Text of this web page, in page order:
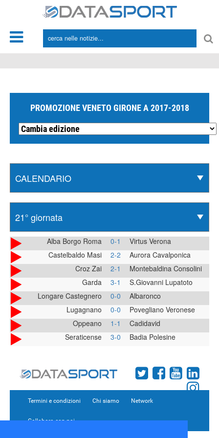
PROMOZIONE VENETO GIRONE A 2017-2018
Alba Borgo Roma 0-1
Virtus Verona
Castelbaldo Masi
2-2
Aurora Cavalponica
Croz Zai
2-1
Montebaldina Consolini
Garda
3-1
S.Giovanni Lupatoto
Longare Castegnero
0-0
Albaronco
Lugagnano
0-0
Povegliano Veronese
Oppeano
1-1
Cadidavid
Seraticense
3-0 Badia Polesine
Termini e condizioni Chi siamo Network
Collabora con noi